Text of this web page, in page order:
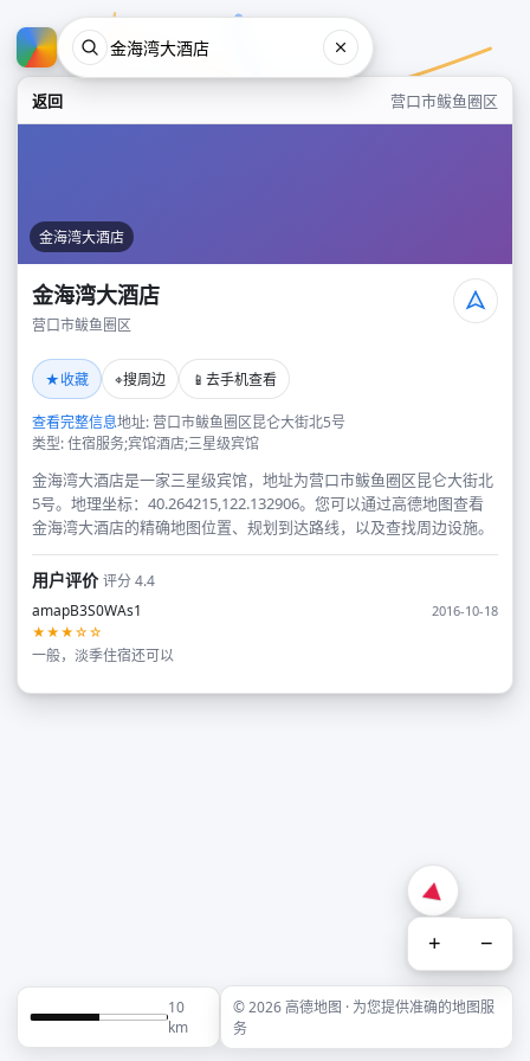
返回 营口市鲅鱼圈区
金海湾大酒店
金海湾大酒店
营口市鲅鱼圈区
★收藏 ⌖搜周边 📱 去手机查看
查看完整信息地址: 营口市鲅鱼圈区昆仑大街北5号
类型: 住宿服务;宾馆酒店;三星级宾馆
金海湾大酒店是一家三星级宾馆，地址为营口市鲅鱼圈区昆仑大街北
5号。地理坐标：40.264215,122.132906。您可以通过高德地图查看
金海湾大酒店的精确地图位置、规划到达路线，以及查找周边设施。
用户评价评分 4.4
amapB3S0WAs1
2016-10-18
★★★☆☆
一般，淡季住宿还可以
+ −
10
km
© 2026 高德地图 · 为您提供准确的地图服
务